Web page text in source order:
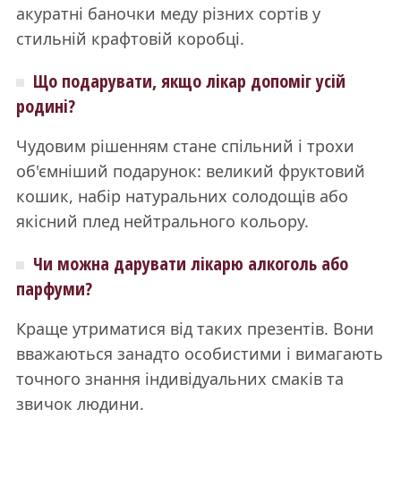
акуратні баночки меду різних сортів у
стильній крафтовій коробці.
Що подарувати, якщо лікар допоміг усій
родині?
Чудовим рішенням стане спільний і трохи
об'ємніший подарунок: великий фруктовий
кошик, набір натуральних солодощів або
якісний плед нейтрального кольору.
Чи можна дарувати лікарю алкоголь або
парфуми?
Краще утриматися від таких презентів. Вони
вважаються занадто особистими і вимагають
точного знання індивідуальних смаків та
звичок людини.